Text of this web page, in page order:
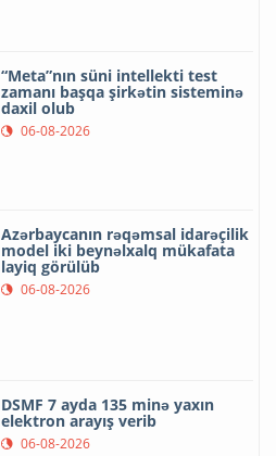
“Meta”nın süni intellekti test
zamanı başqa şirkətin sisteminə
daxil olub
06-08-2026
Azərbaycanın rəqəmsal idarəçilik
model iki beynəlxalq mükafata
layiq görülüb
06-08-2026
DSMF 7 ayda 135 minə yaxın
elektron arayış verib
06-08-2026